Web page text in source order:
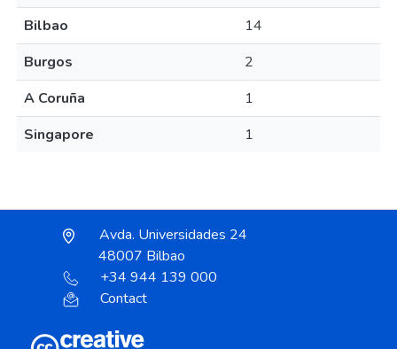
Bilbao
14
Burgos
2
A Coruña
1
Singapore
1
Avda. Universidades 24
48007 Bilbao
+34 944 139 000
Contact